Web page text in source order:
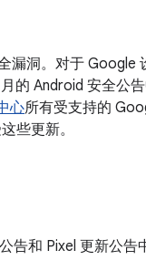
漏洞。对于 Google
的 Android 安全公
心所有受支持的
些更新。
告和 Pixel 更新公告